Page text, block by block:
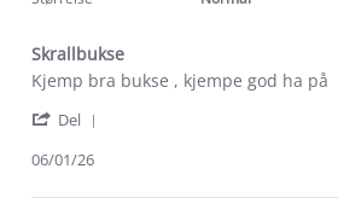
Skrallbukse
Review
Pål
on
Jan
review
Skrallbukse
Kjemp bra bukse , kjempe god ha på
Del
Pål
06/01/26